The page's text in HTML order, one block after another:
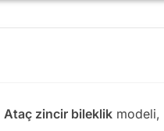
Ataç zincir bileklikmodeli,